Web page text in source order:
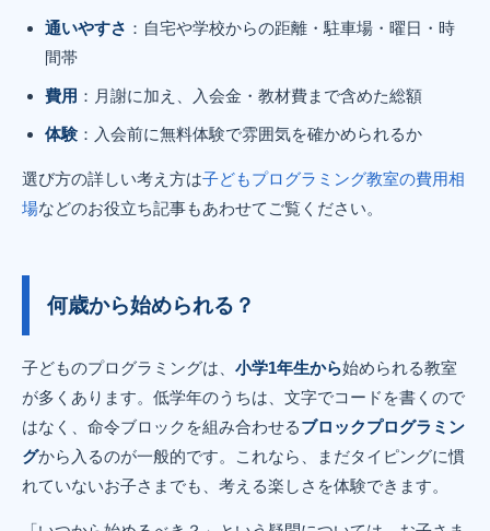
通いやすさ ：自宅や学校からの距離・駐車場・曜日・時
間帯
費用 ：月謝に加え、入会金・教材費まで含めた総額
体験 ：入会前に無料体験で雰囲気を確かめられるか
選び方の詳しい考え方は子どもプログラミング教室の費用相
場などのお役立ち記事もあわせてご覧ください。
何歳から始められる？
子どものプログラミングは、 小学1年生から始められる教室
が多くあります。低学年のうちは、文字でコードを書くので
はなく、命令ブロックを組み合わせるブロックプログラミン
グから入るのが一般的です。これなら、まだタイピングに慣
れていないお子さまでも、考える楽しさを体験できます。